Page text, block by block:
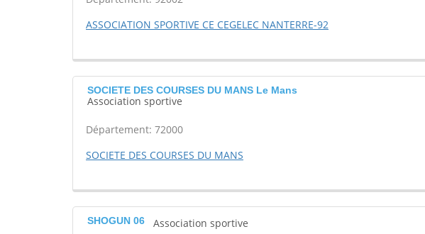
ASSOCIATION SPORTIVE CE CEGELEC NANTERRE-92
SOCIETE DES COURSES DU MANS Le Mans
Association sportive
Département: 72000
SOCIETE DES COURSES DU MANS
SHOGUN 06 Association sportive